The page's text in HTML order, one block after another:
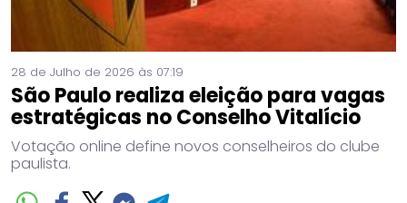
28 de Julho de 2026 às 07:19
São Paulo realiza eleição para vagas
estratégicas no Conselho Vitalício
Votação online define novos conselheiros do clube
paulista.